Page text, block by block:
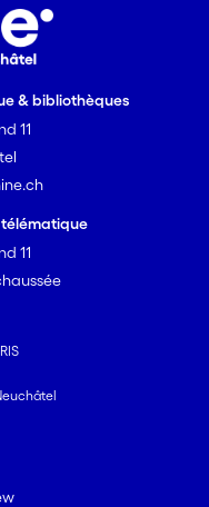
& bibliothèques
11
11